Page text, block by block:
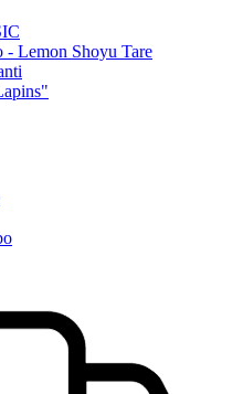
- Lemon Shoyu Tare